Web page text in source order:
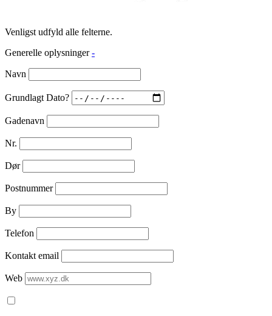
Venligst udfyld alle felterne.
Generelle oplysninger -
Navn
Grundlagt Dato?
Gadenavn
Nr.
Dør
Postnummer
By
Telefon
Kontakt email
Web